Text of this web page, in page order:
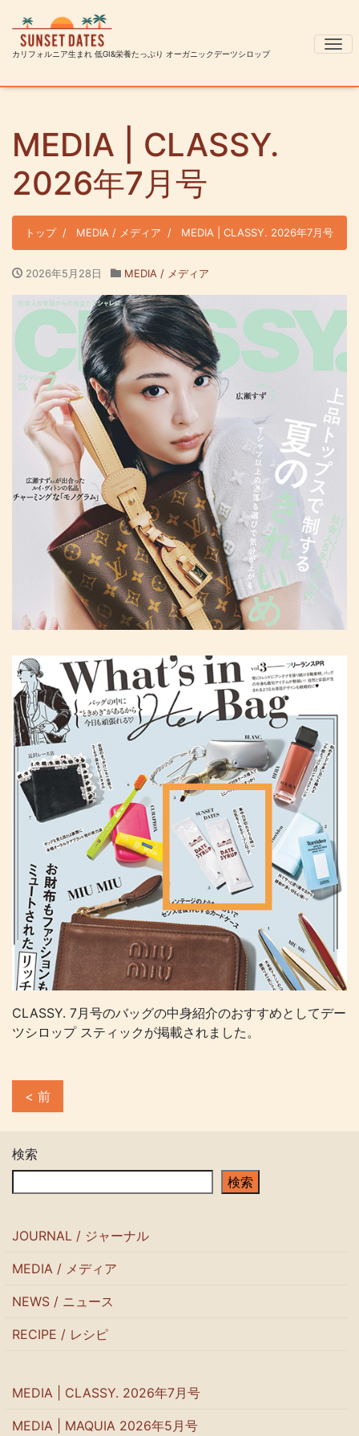
カリフォルニア生まれ 低GI&栄養たっぷり オーガニックデーツシロップ ナ
MEDIA | CLASSY.
2026年7月号
トップ MEDIA / メディア MEDIA | CLASSY. 2026年7月号
2026年5月28日 MEDIA / メディア
CLASSY. 7月号のバッグの中身紹介のおすすめとしてデー
ツシロップ スティックが掲載されました。
< 前
検索
検索
JOURNAL / ジャーナル
MEDIA / メディア
NEWS / ニュース
RECIPE / レシピ
MEDIA | CLASSY. 2026年7月号
MEDIA | MAQUIA 2026年5月号